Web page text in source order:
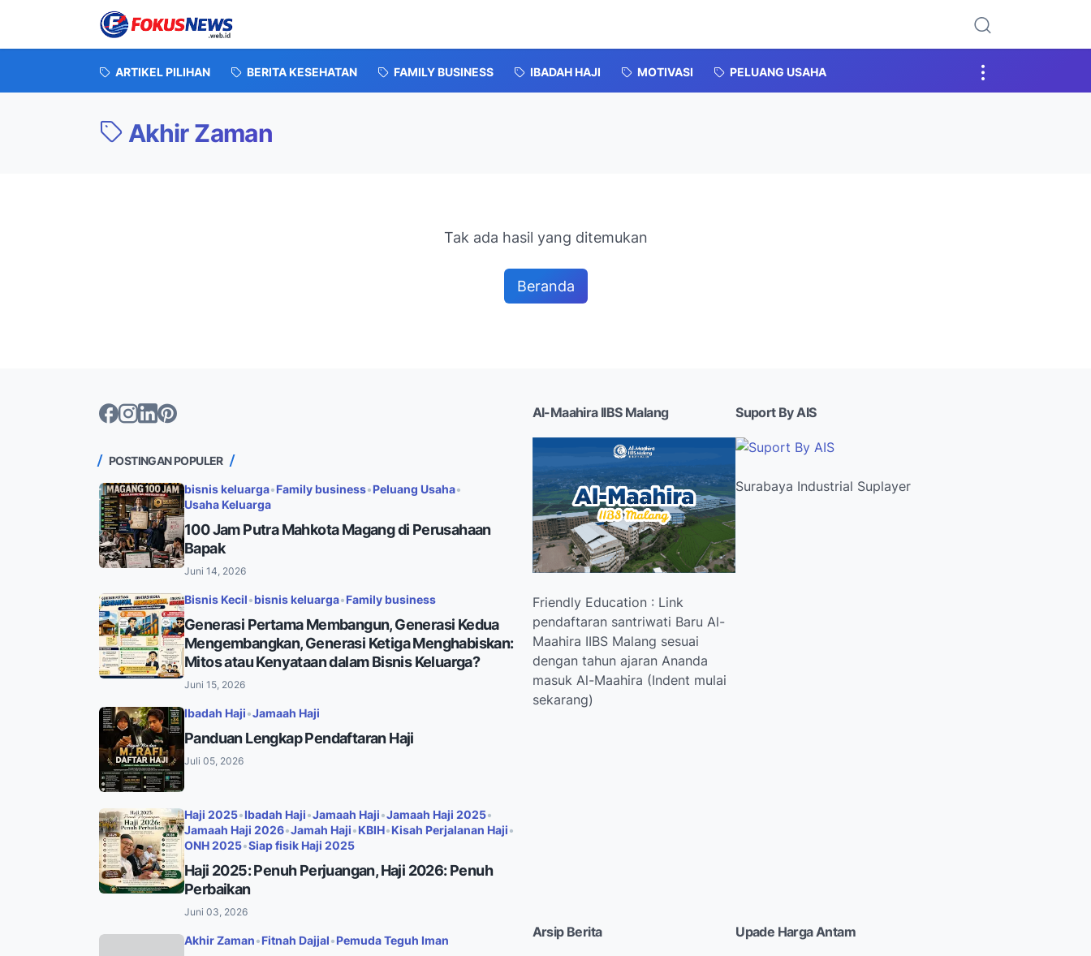
ARTIKEL PILIHAN BERITA KESEHATAN FAMILY BUSINESS IBADAH HAJI MOTIVASI PELUANG USAHA
Akhir Zaman
Tak ada hasil yang ditemukan
Beranda
POSTINGAN POPULER
bisnis keluarga•Family business•Peluang Usaha•
Usaha Keluarga
100 Jam Putra Mahkota Magang di Perusahaan
Bapak
Juni 14, 2026
Bisnis Kecil•bisnis keluarga•Family business
Generasi Pertama Membangun, Generasi Kedua
Mengembangkan, Generasi Ketiga Menghabiskan:
Mitos atau Kenyataan dalam Bisnis Keluarga?
Juni 15, 2026
Ibadah Haji•Jamaah Haji
Panduan Lengkap Pendaftaran Haji
Juli 05, 2026
Haji 2025•Ibadah Haji•Jamaah Haji•Jamaah Haji 2025•
Jamaah Haji 2026•Jamah Haji•KBIH•Kisah Perjalanan Haji•
ONH 2025•Siap fisik Haji 2025
Haji 2025: Penuh Perjuangan, Haji 2026: Penuh
Perbaikan
Juni 03, 2026
Akhir Zaman•Fitnah Dajjal•Pemuda Teguh Iman
Al-Maahira IIBS Malang
Friendly Education : Link
pendaftaran santriwati Baru Al-
Maahira IIBS Malang sesuai
dengan tahun ajaran Ananda
masuk Al-Maahira (Indent mulai
sekarang)
Suport By AIS
Surabaya Industrial Suplayer
Arsip Berita Upade Harga Antam